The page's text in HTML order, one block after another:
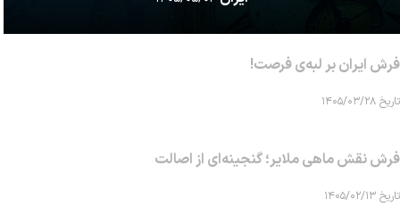
فرش ایران بر لبه‌ی فرصت!
تاریخ ۱۴۰۵/۰۳/۲۸
فرش نقش ماهی‌ ملایر؛ گنجینه‌ای از اصالت
تاریخ ۱۴۰۵/۰۲/۱۳